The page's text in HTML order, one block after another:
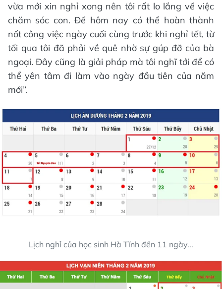
vừa mới xin nghỉ xong nên tôi rất lo lắng về việc
chăm sóc con. Để hôm nay có thể hoàn thành
nốt công việc ngày cuối cùng trước khi nghỉ tết, từ
tối qua tôi đã phải về quê nhờ sự gúp đỡ của bà
ngoại. Đây cũng là giải pháp mà tôi nghĩ tới để có
thể yên tâm đi làm vào ngày đầu tiên của năm
mới”.
Lịch nghỉ của học sinh Hà Tĩnh đến 11 ngày...